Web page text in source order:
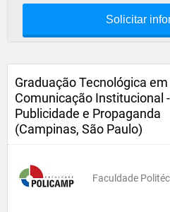
Solicitar
Graduação Tecnológica em
Comunicação Institucional -
Publicidade e Propaganda
(Campinas, São Paulo)
Faculdade